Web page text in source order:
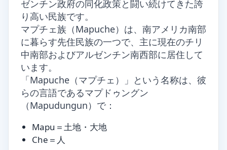
ゼンチン政府の同化政策と闘い続けてきた誇
り高い民族です。
マプチェ族（Mapuche）は、南アメリカ南部
に暮らす先住民族の一つで、主に現在のチリ
中南部およびアルゼンチン南西部に居住して
います。
「Mapuche（マプチェ）」という名称は、彼
らの言語であるマプドゥングン
（Mapudungun）で：
Mapu＝土地・大地
Che＝人